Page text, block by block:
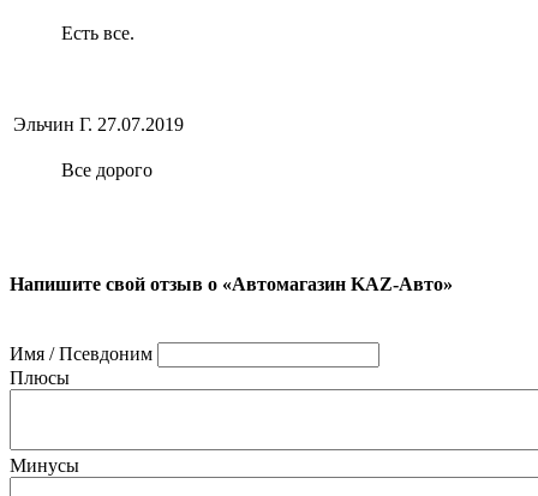
Есть все.
Эльчин Г. 27.07.2019
Все дорого
Напишите свой отзыв о «Автомагазин KAZ-Авто»
Имя / Псевдоним
Плюсы
Минусы